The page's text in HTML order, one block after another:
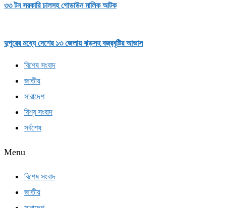
৩৩ টন সরকারি চালসহ গোডাউন মালিক আটক
দুপুরের মধ্যে দেশের ১৩ জেলায় ঝড়সহ বজ্রবৃষ্টির আভাস
বিশেষ সংবাদ
জাতীয়
সারাদেশ
বিশ্ব সংবাদ
সর্বশেষ
Menu
বিশেষ সংবাদ
জাতীয়